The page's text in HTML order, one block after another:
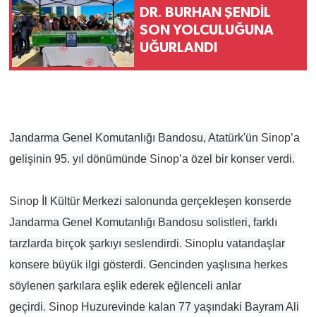
DR. BURHAN ŞENDİL
SON YOLCULUĞUNA
UĞURLANDI
Jandarma Genel Komutanlığı Bandosu, Atatürk'ün Sinop’a
gelişinin 95. yıl dönümünde Sinop’a özel bir konser verdi.
Sinop
İl Kültür Merkezi salonunda gerçekleşen konserde
Jandarma Genel Komutanlığı Bandosu solistleri, farklı
tarzlarda birçok şarkıyı seslendirdi. Sinoplu vatandaşlar
konsere büyük ilgi gösterdi. Gencinden yaşlısına herkes
söylenen şarkılara eşlik ederek eğlenceli anlar
geçirdi. Sinop Huzurevinde kalan 77 yaşındaki Bayram Ali